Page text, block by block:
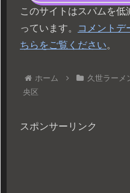
このサイトはスパムを低
っています。
コメントデ
ちらをご覧ください。
ホーム 久世ラーメ
央区
スポンサーリンク